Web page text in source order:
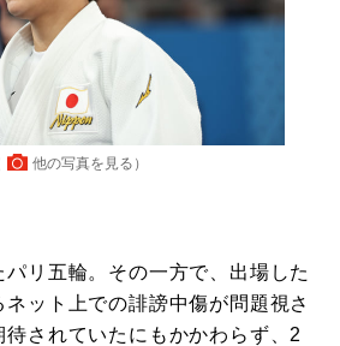
他の写真を見る ）
リ五輪。その一方で、出場した
ット上での誹謗中傷が問題視さ
されていたにもかかわらず、2